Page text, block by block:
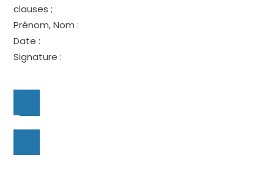
clauses ;
Prénom, Nom :
Date :
Signature :